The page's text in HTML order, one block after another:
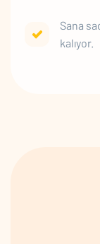
Sana
kalıyor.